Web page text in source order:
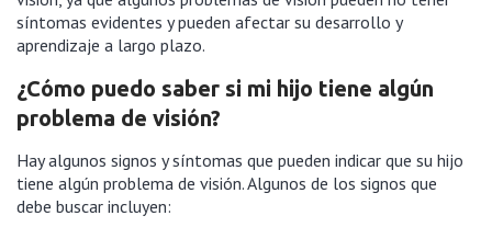
síntomas evidentes y pueden afectar su desarrollo y
aprendizaje a largo plazo.
¿Cómo puedo saber si mi hijo tiene algún
problema de visión?
Hay algunos signos y síntomas que pueden indicar que su hijo
tiene algún problema de visión. Algunos de los signos que
debe buscar incluyen: